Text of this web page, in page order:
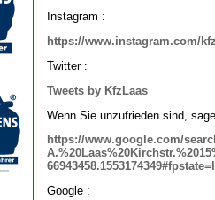
Instagram :
https://www.instagram.com/
Twitter :
Tweets by KfzLaas
Wenn Sie unzufrieden sind,
https://www.google.com/
Google :